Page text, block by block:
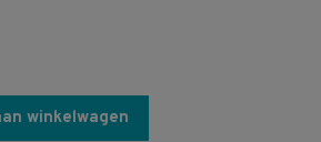
winkelwagen